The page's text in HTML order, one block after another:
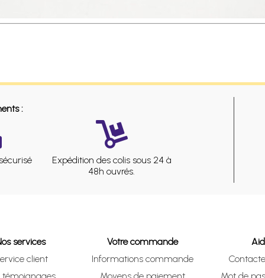
:
Expédition des colis sous 24 à
48h ouvrés.
services
client
Votre commande
Informations commande